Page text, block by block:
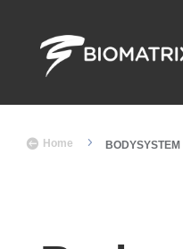
 Home 5